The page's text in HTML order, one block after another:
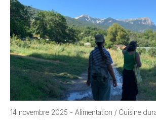
14 novembre 2025 - Alimentation / Cuisine